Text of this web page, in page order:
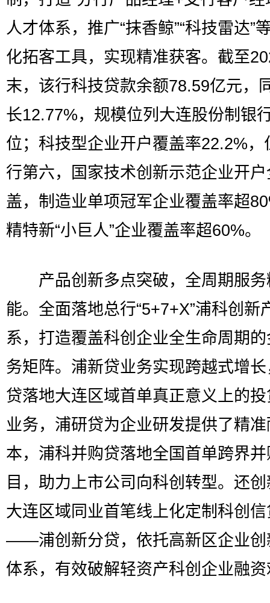
人才体系，推广“抹香鲸”“科技雷达”
化拓客工具，实现精准获客。截至
末，该行科技贷款余额78.59亿元，
长12.77%，规模位列大连股份制银
位；科技型企业开户覆盖率22.2%，
行第六，国家技术创新示范企业开
盖，制造业单项冠军企业覆盖率超
精特新“小巨人”企业覆盖率超60%。
产品创新多点突破，全周期服务
能。全面落地总行“5+7+X”浦科创新
系，打造覆盖科创企业全生命周期
务矩阵。浦新贷业务实现跨越式增
贷落地大连区域首单真正意义上的
业务，浦研贷为企业研发提供了精
本，浦科并购贷落地全国首单跨界
目，助力上市公司向科创转型。还
大连区域同业首笔线上化定制科创
——浦创新分贷，依托高新区企业创
体系，有效破解轻资产科创企业融